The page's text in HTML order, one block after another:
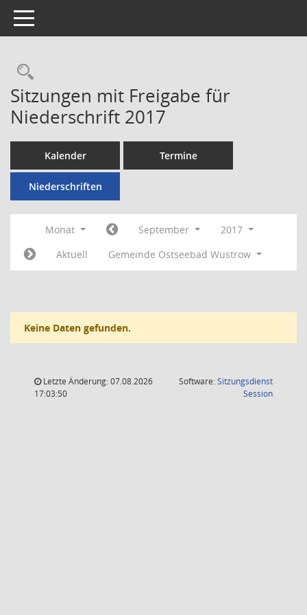
Toggle navigation
Rechercheauswahl
Sitzungen mit Freigabe für
Niederschrift 2017
Kalender Termine
Niederschriften
Monat September
2017
Aktuell
Gemeinde Ostseebad Wustrow
Keine Daten gefunden.
Letzte Änderung: 07.08.2026
17:03:50
Software:Sitzungsdienst
Session(Wird in